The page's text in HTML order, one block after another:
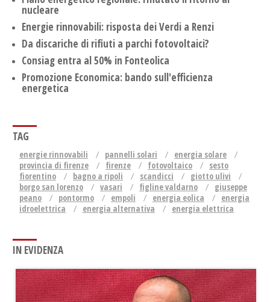
nucleare
Energie rinnovabili: risposta dei Verdi a Renzi
Da discariche di rifiuti a parchi fotovoltaici?
Consiag entra al 50% in Fonteolica
Promozione Economica: bando sull'efficienza
energetica
TAG
energie rinnovabili pannelli solari
energia solare
provincia di firenze
firenze fotovoltaico
sesto
fiorentino
bagno a ripoli scandicci
giotto ulivi
borgo san lorenzo
vasari figline valdarno
giuseppe
peano
pontormo empoli energia eolica
energia
idroelettrica
energia alternativa energia elettrica
IN EVIDENZA